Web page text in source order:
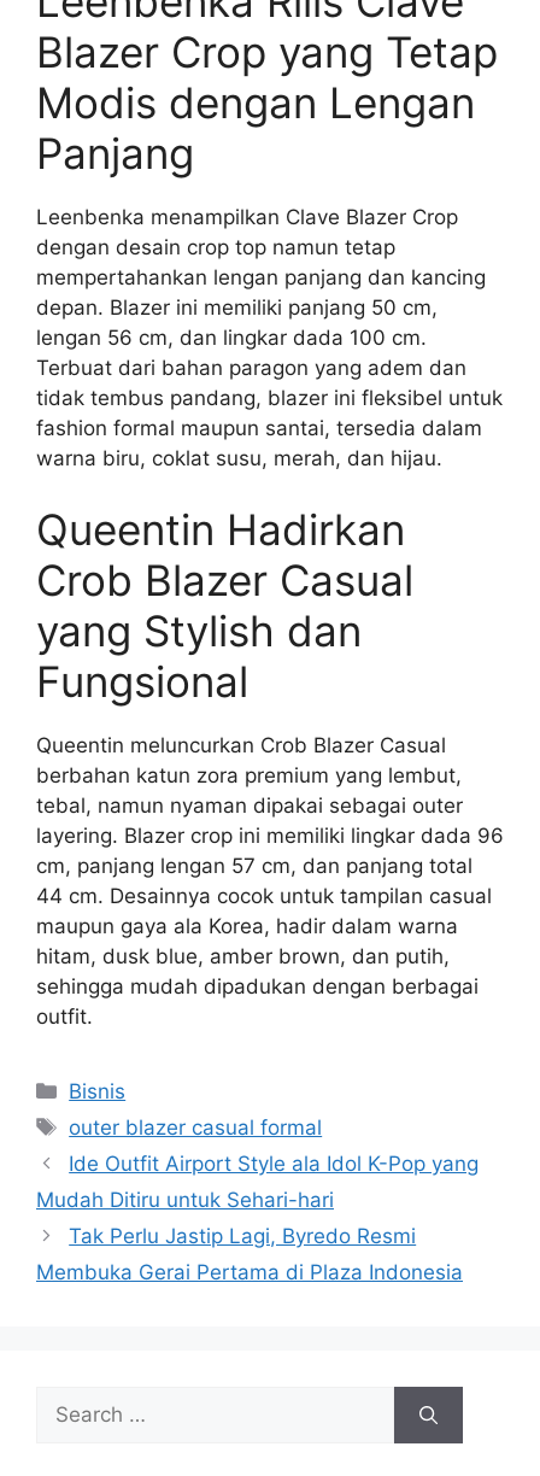
Blazer Crop yang Tetap
Modis dengan Lengan
Panjang
Leenbenka menampilkan Clave Blazer Crop
dengan desain crop top namun tetap
mempertahankan lengan panjang dan kancing
depan. Blazer ini memiliki panjang 50 cm,
lengan 56 cm, dan lingkar dada 100 cm.
Terbuat dari bahan paragon yang adem dan
tidak tembus pandang, blazer ini fleksibel untuk
fashion formal maupun santai, tersedia dalam
warna biru, coklat susu, merah, dan hijau.
Queentin Hadirkan
Crob Blazer Casual
yang Stylish dan
Fungsional
Queentin meluncurkan Crob Blazer Casual
berbahan katun zora premium yang lembut,
tebal, namun nyaman dipakai sebagai outer
layering. Blazer crop ini memiliki lingkar dada 96
cm, panjang lengan 57 cm, dan panjang total
44 cm. Desainnya cocok untuk tampilan casual
maupun gaya ala Korea, hadir dalam warna
hitam, dusk blue, amber brown, dan putih,
sehingga mudah dipadukan dengan berbagai
outfit.
Categories
Bisnis
Tags
outer blazer casual formal
Ide Outfit Airport Style ala Idol K-Pop yang
Mudah Ditiru untuk Sehari-hari
Tak Perlu Jastip Lagi, Byredo Resmi
Membuka Gerai Pertama di Plaza Indonesia
Search
for: